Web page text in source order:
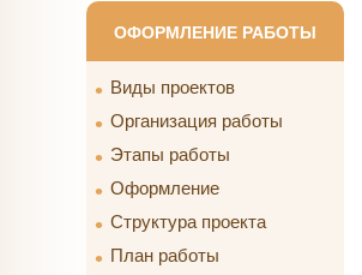
ОФОРМЛЕНИЕ РАБОТЫ
Виды проектов
Организация работы
Этапы работы
Оформление
Структура проекта
План работы